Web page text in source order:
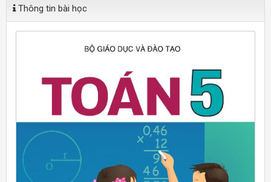
Thông tin bài học